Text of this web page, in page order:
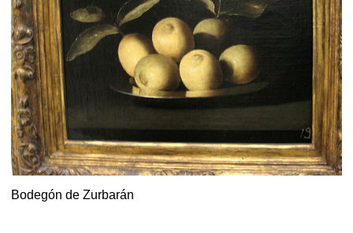
Bodegón de Zurbarán